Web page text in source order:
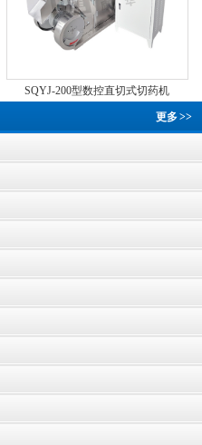
SQYJ-200型数控直切式切药机
更多>>